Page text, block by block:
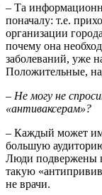
– Та
поначалу: т.е.
организации
почему она
заболеваний, уже
Положительные,
– Не могу не
«антиваксерам»?
– Каждый может
большую
Люди подвержены
такую
не врачи.